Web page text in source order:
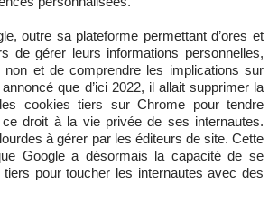
outre sa plateforme permettant d’ores et
de gérer leurs informations personnelles,
et de comprendre les implications sur
que d’ici 2022, il allait supprimer la
cookies tiers sur Chrome pour tendre
droit à la vie privée de ses internautes.
à gérer par les éditeurs de site. Cette
Google a désormais la capacité de se
pour toucher les internautes avec des